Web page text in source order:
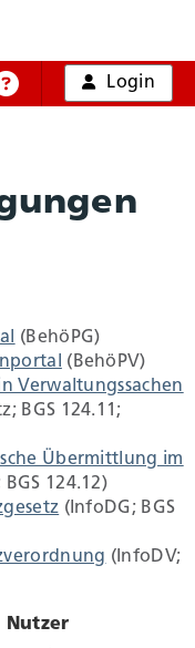
Hilfe
Login
(BehöPG)
(BehöPV)
Verwaltungssachen
BGS 124.11;
Übermittlung im
BGS 124.12)
(InfoDG; BGS
(InfoDV;
Nutzer